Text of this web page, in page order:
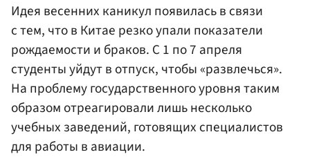
Идея весенних каникул появилась в связи
с тем, что в Китае резко упали показатели
рождаемости и браков. С 1 по 7 апреля
студенты уйдут в отпуск, чтобы «развлечься».
На проблему государственного уровня таким
образом отреагировали лишь несколько
учебных заведений, готовящих специалистов
для работы в авиации.